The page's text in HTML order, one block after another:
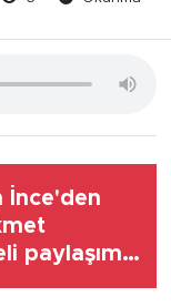
İnce'den
paylaşım: